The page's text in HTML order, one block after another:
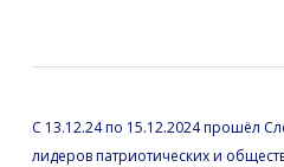
С 13.12.24 по 15.12.2024 прошёл
лидеров патриотических и